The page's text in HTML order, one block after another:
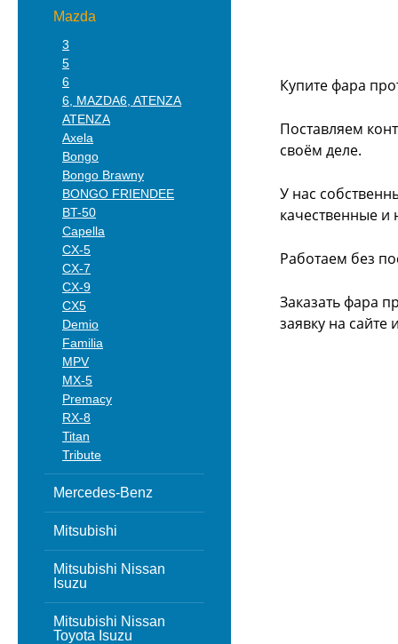
Mazda
3
5
6
6, MAZDA6, ATENZA
ATENZA
Axela
Bongo
Bongo Brawny
BONGO FRIENDEE
BT-50
Capella
CX-5
CX-7
CX-9
CX5
Demio
Familia
MPV
MX-5
Premacy
RX-8
Titan
Tribute
Mercedes-Benz
Mitsubishi
Mitsubishi Nissan
Isuzu
Mitsubishi Nissan
Toyota Isuzu
Купите фара
Поставляем
своём деле.
У нас
качественные и
Работаем без
Заказать фара
заявку на сайте